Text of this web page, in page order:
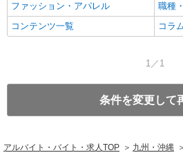
ファッション・アパレル
職種
コンテンツ一覧
コラ
1／1
条件を変更して
アルバイト・バイト・求人TOP 九州・沖縄